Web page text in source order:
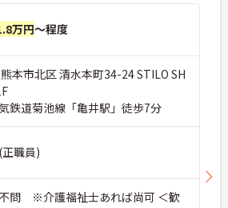
万円～程度
本市北区 清水本町34-24 STILO SH
鉄道菊池線「亀井駅」徒歩7分
職員)
問 ※介護福祉士あれば尚可 ＜歓